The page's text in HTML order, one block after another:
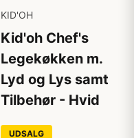
KID'OH
Kid'oh Chef's
Legekøkken m.
Lyd og Lys samt
Tilbehør - Hvid
UDSALG